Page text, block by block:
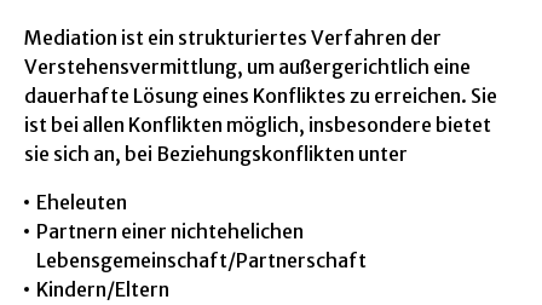
Mediation ist ein strukturiertes Verfahren der
Verstehensvermittlung, um außergerichtlich eine
dauerhafte Lösung eines Konfliktes zu erreichen. Sie
ist bei allen Konflikten möglich, insbesondere bietet
sie sich an, bei Beziehungskonflikten unter
Eheleuten
Partnern einer nichtehelichen
Lebensgemeinschaft/Partnerschaft
Kindern/Eltern